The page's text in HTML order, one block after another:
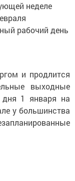
неделе
рабочий день
и продлится
выходные
дня 1 января на
у большинства